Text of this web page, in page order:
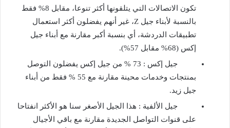
تكون الاتصالات التي يتلقونها أكثر تنوعا، مقابل 8% فقط
بالنسبة لأبناء جيل Z، غير أنهم يفضلون أكثر استعمال
تطبيقات الدردشة، أي بنسبة أكبر مقارنة مع أبناء جيل
إكس (68% مقابل 57%).
جيل إكس : 73 % من جيل إكس يفضلون التوصل
بمنتجات وخدمات محينة مقارنة مع 55 % فقط من أبناء
جيل زيد.
جيل الألفية : هذا الجيل الأصغر سنا هو الأكثر انفتاحا
على قنوات التواصل الجديدة مقارنة مع باقي الأجيال